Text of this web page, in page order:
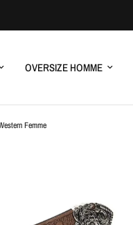
OVERSIZE HOMME
Femme